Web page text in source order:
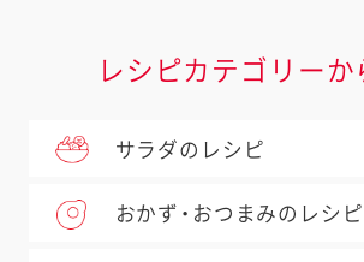
レシピカテゴリーか
サラダのレシピ
おかず・おつまみのレシピ